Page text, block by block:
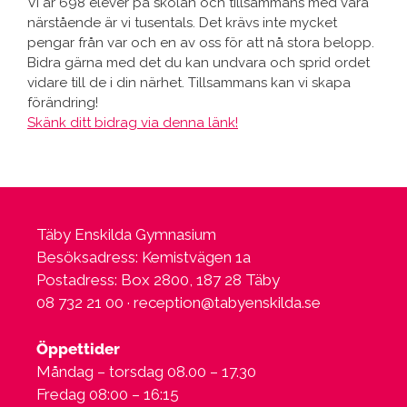
närstående är vi tusentals. Det krävs inte mycket
pengar från var och en av oss för att nå stora belopp.
Bidra gärna med det du kan undvara och sprid ordet
vidare till de i din närhet. Tillsammans kan vi skapa
förändring!
Skänk ditt bidrag via denna länk!
Täby Enskilda Gymnasium
Besöksadress: Kemistvägen 1a
Postadress: Box 2800, 187 28 Täby
08 732 21 00 · reception@tabyenskilda.se
Öppettider
Måndag – torsdag 08.00 – 17.30
Fredag 08:00 – 16:15